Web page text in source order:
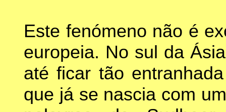
Este fenómeno não é
europeia. No sul da
até ficar tão
que já se nascia com